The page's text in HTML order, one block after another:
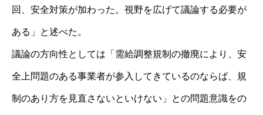
回、安全対策が加わった。視野を広げて議論する必要が
ある」と述べた。
議論の方向性としては「需給調整規制の撤廃により、安
全上問題のある事業者が参入してきているのならば、規
制のあり方を見直さないといけない」との問題意識をの